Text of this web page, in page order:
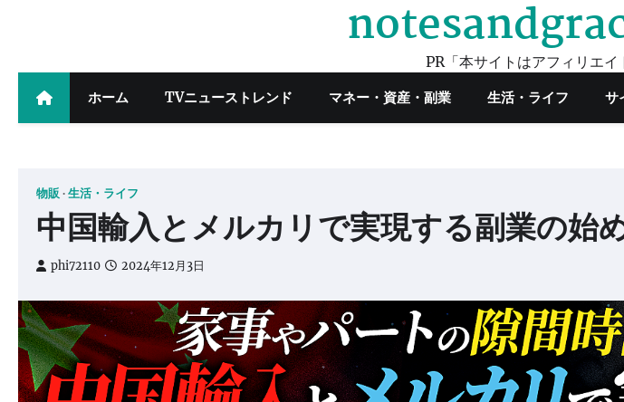
PR「本サイトはアフィリエイ
ホーム TVニューストレンド マネー・資産・副業 生活・ライフ サ
物販 生活・ライフ
中国輸入とメルカリで実現する副業の始
phi72110 2024年12月3日